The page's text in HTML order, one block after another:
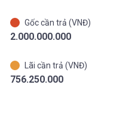
Gốc cần trả (VNĐ)
2.000.000.000
Lãi cần trả (VNĐ)
756.250.000